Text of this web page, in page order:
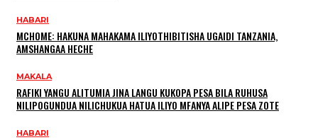
HABARI
MCHOME: HAKUNA MAHAKAMA ILIYOTHIBITISHA UGAIDI TANZANIA,
AMSHANGAA HECHE
MAKALA
RAFIKI YANGU ALITUMIA JINA LANGU KUKOPA PESA BILA RUHUSA
NILIPOGUNDUA NILICHUKUA HATUA ILIYO MFANYA ALIPE PESA ZOTE
HABARI